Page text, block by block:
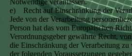
Notwendige veranlassen.
e) Recht auf Einschränkung der
Jede von der Verarbeitung
Person hat das vom Europäischen
Verordnungsgeber gewährte Recht,
die Einschränkung der Verarbeitung zu
der folgenden Voraussetzungen